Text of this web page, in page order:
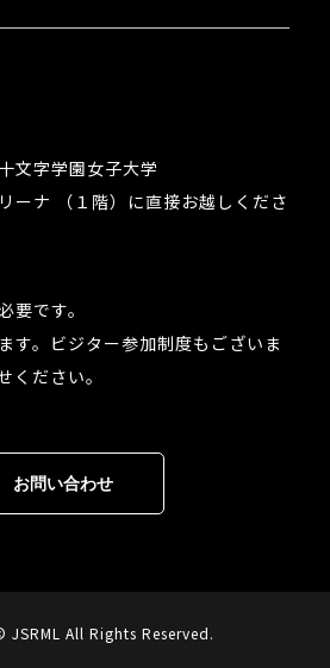
文字学園女子大学
ーナ （１階）に直接お越しくださ
です。
す。ビジター参加制度もございま
ください。
お問い合わせ
All Rights Reserved.